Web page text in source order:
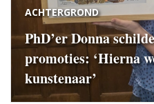
ACHTERGROND
PhD’er Donna
promoties: ‘Hierna
kunstenaar’